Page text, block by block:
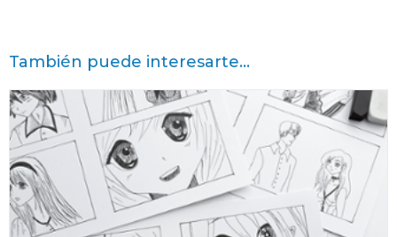
También puede interesarte...